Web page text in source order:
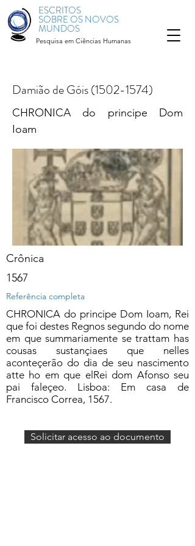
ESCRITOS
SOBRE OS NOVOS
MUNDOS
Pesquisa em Ciências Humanas
Damião de Góis(1502-1574)
CHRONICA do principe Dom
Ioam
Crônica
1567
Referência completa
CHRONICA do principe Dom Ioam, Rei
que foi destes Regnos segundo do nome
em que summariamente se trattam has
cousas sustançiaes que nelles
aconteçerão do dia de seu nascimento
atte ho em que elRei dom Afonso seu
pai faleçeo. Lisboa: Em casa de
Francisco Correa, 1567.
Solicitar acesso ao documento